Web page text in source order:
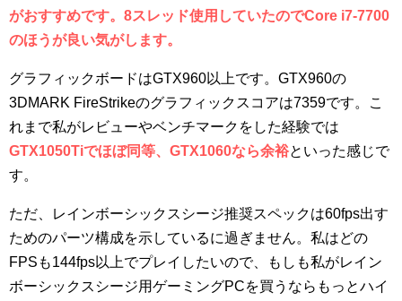
がおすすめです。8スレッド使用していたのでCore i7-7700
のほうが良い気がします。
グラフィックボードはGTX960以上です。GTX960の
3DMARK FireStrikeのグラフィックスコアは7359です。こ
れまで私がレビューやベンチマークをした経験では
GTX1050Tiでほぼ同等、GTX1060なら余裕といった感じで
す。
ただ、レインボーシックスシージ推奨スペックは60fps出す
ためのパーツ構成を示しているに過ぎません。私はどの
FPSも144fps以上でプレイしたいので、もしも私がレイン
ボーシックスシージ用ゲーミングPCを買うならもっとハイ